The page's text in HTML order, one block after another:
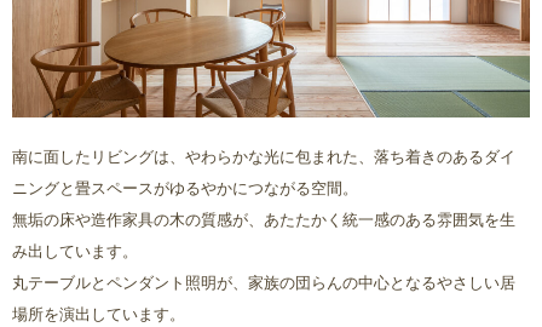
南に面したリビングは、やわらかな光に包まれた、落ち着きのあるダイ
ニングと畳スペースがゆるやかにつながる空間。
無垢の床や造作家具の木の質感が、あたたかく統一感のある雰囲気を生
み出しています。
丸テーブルとペンダント照明が、家族の団らんの中心となるやさしい居
場所を演出しています。